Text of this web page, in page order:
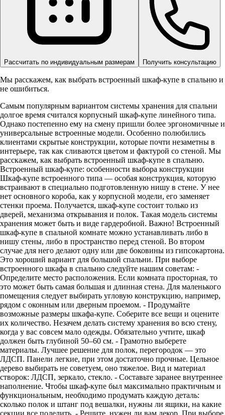
Рассчитать по индивидуальным размерам Получить консультацию
Мы расскажем, как выбрать встроенный шкаф-купе в спальню и
не ошибиться.
Самым популярным вариантом системы хранения для спальни
долгое время считался корпусный шкаф-купе линейного типа.
Однако постепенно ему на смену пришли более эргономичные и
универсальные встроенные модели. Особенно полюбились
клиентами скрытые конструкции, которые почти незаметны в
интерьере, так как сливаются цветом и фактурой со стеной. Мы
расскажем, как выбрать встроенный шкаф-купе в спальню.
Встроенный шкаф-купе: особенности выбора конструкции
Шкаф-купе встроенного типа — особая конструкция, которую
встраивают в специально подготовленную нишу в стене. У нее
нет основного короба, как у корпусной модели, его заменяет
стенки проема. Получается, шкаф-купе состоит только из
дверей, механизма открывания и полок. Такая модель системы
хранения может быть и виде гардеробной. Важно! Встроенный
шкаф-купе в спальной комнате можно устанавливать либо в
нишу стены, либо в пространство перед стеной. Во втором
случае для него делают одну или две боковины из гипсокартона.
Это хороший вариант для большой спальни. При выборе
встроенного шкафа в спальню следуйте нашим советам: -
Определите место расположения. Если комната просторная, то
это может быть самая большая и длинная стена. Для маленького
помещения следует выбирать угловую конструкцию, например,
рядом с оконным или дверным проемом. - Продумайте
возможные размеры шкафа-купе. Соберите все вещи и оцените
их количество. Незачем делать систему хранения во всю стену,
когда у вас совсем мало одежды. Обязательно учтите, шкаф
должен быть глубиной 50–60 см. - Грамотно выберете
материалы. Лучшее решение для полок, перегородок — это
ЛДСП. Панели легкие, при этом достаточно прочные. Цельное
дерево выбирать не советуем, оно тяжелое. Вид и материал
створок: ЛДСП, зеркало, стекло. - Составьте заранее внутреннее
наполнение. Чтобы шкаф-купе был максимально практичным и
функциональным, необходимо продумать каждую деталь:
сколько полок и штанг под вешалки, нужны ли ящики, на какие
секции все поделить. - Решите, нужен ли вам декор. При выборе